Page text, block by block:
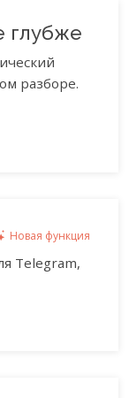
глубже
разборе.
Новая функция
Telegram,